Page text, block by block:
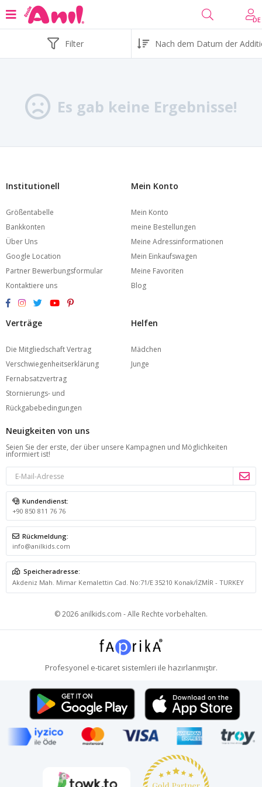
DE
Filter
Es gab keine Ergebnisse!
Institutionell
Größentabelle
Bankkonten
Über Uns
Google Location
Partner Bewerbungsformular
Kontaktiere uns
Mein Konto
Mein Konto
meine Bestellungen
Meine Adressinformationen
Mein Einkaufswagen
Meine Favoriten
Blog
Verträge
Die Mitgliedschaft Vertrag
Verschwiegenheitserklärung
Fernabsatzvertrag
Stornierungs- und
Rückgabebedingungen
Helfen
Mädchen
Junge
Neuigkeiten von uns
Seien Sie der erste, der über unsere Kampagnen und Möglichkeiten
informiert ist!
Kundendienst:
+90 850 811 76 76
Rückmeldung:
info@anilkids.com
Speicheradresse:
Akdeniz Mah. Mimar Kemalettin Cad. No:71/E 35210 Konak/İZMİR - TURKEY
© 2026 anilkids.com - Alle Rechte vorbehalten.
Profesyonel e-ticaretsistemleri ile hazırlanmıştır.